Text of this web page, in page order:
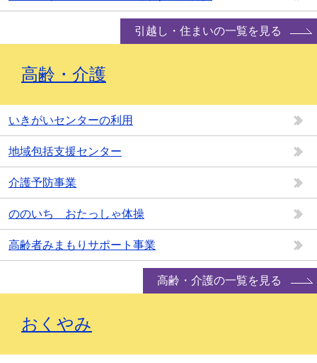
引越し・住まいの一覧を見る
高齢・介護
いきがいセンターの利用
地域包括支援センター
介護予防事業
ののいち おたっしゃ体操
高齢者みまもりサポート事業
高齢・介護の一覧を見る
おくやみ